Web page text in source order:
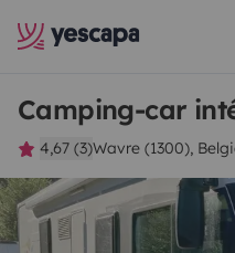
Camping-car
4,67 (3)Wavre (1300),